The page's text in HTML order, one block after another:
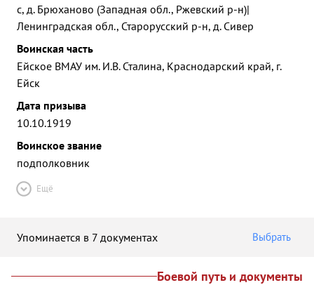
с, д. Брюханово (Западная обл., Ржевский р-н)|
Ленинградская обл., Старорусский р-н, д. Сивер
Воинская часть
Ейское ВМАУ им. И.В. Сталина, Краснодарский край, г.
Ейск
Дата призыва
10.10.1919
Воинское звание
подполковник
Ещё
Упоминается в 7 документах Выбрать
Боевой путь и документы